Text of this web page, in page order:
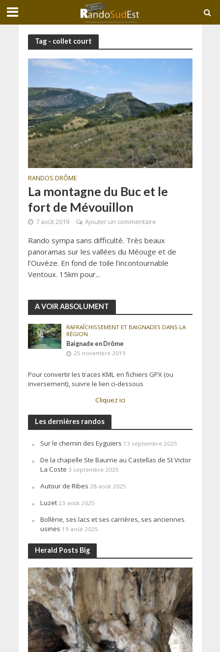
Tag - collet court
RANDOS DRÔME
La montagne du Buc et le
fort de Mévouillon
7 août 2019 Ajouter un commentaire
Rando sympa sans difficulté. Très beaux
panoramas sur les vallées du Méouge et de
l’Ouvèze. En fond de toile l’incontournable
Ventoux. 15km pour...
A VOIR ABSOLUMENT
RAFRAÎCHISSEMENT ET BAIGNADES DANS LA
RÉGION
Baignade en Drôme
25 novembre 2019
Pour convertir les traces KML en fichiers GPX (ou
inversement), suivre le lien ci-dessous
Cliquez ici
Les dernières randos
Sur le chemin des Eyguiers 13 septembre 2025
De la chapelle Ste Baume au Castellas de St Victor
La Coste 3 septembre 2025
Autour de Ribes 28 août 2025
Luzet 23 août 2025
Bollène, ses lacs et ses carrières, ses anciennes
usines 19 août 2025
Herald Posts Big